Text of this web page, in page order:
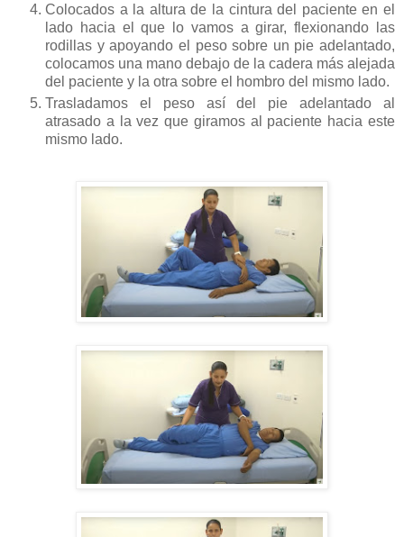
Colocados a la altura de la cintura del paciente en el
lado hacia el que lo vamos a girar, flexionando las
rodillas y apoyando el peso sobre un pie adelantado,
colocamos una mano debajo de la cadera más alejada
del paciente y la otra sobre el hombro del mismo lado.
Trasladamos el peso así del pie adelantado al
atrasado a la vez que giramos al paciente hacia este
mismo lado.